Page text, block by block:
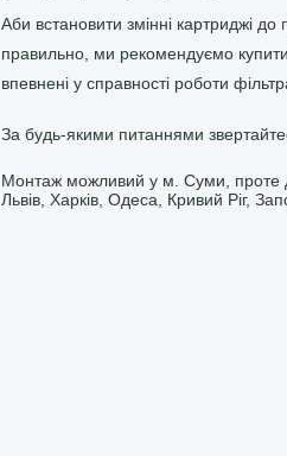
Аби встановити змінні картриджі до
правильно, ми рекомендуємо
впевнені у справності роботи
За будь-якими питаннями
Монтаж можливий у м. Суми, проте
Львів, Харків, Одеса, Кривий Ріг,